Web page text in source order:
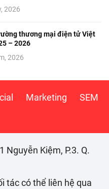
2026
thương mại điện tử Việt
– 2026
2026
Marketing
SEM
Nguyễn Kiệm, P.3. Q.
tác có thể liên hệ qua